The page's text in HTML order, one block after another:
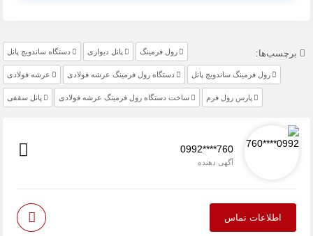
برچسب‌ها: رول فرمینگ پانل دیواری دستگاه ساندویچ پانل
رول فرمینگ ساندویچ پانل دستگاه رول فرمینگ عرشه فولادی عرشه فولادی
پارس رول فرم ساخت دستگاه رول فرمینگ عرشه فولادی پانل سقفی
0992****760
آگهی دهنده
اطلاعات تماس